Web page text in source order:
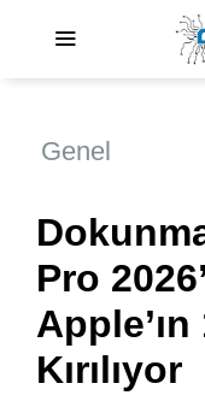
Genel
Pro
Apple’ın
Kırılıyor